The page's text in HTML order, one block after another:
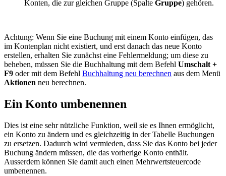
Konten, die zur gleichen Gruppe (Spalte Gruppe) gehören.
Achtung: Wenn Sie eine Buchung mit einem Konto einfügen, das
im Kontenplan nicht existiert, und erst danach das neue Konto
erstellen, erhalten Sie zunächst eine Fehlermeldung; um diese zu
beheben, müssen Sie die Buchhaltung mit dem Befehl Umschalt +
F9 oder mit dem Befehl Buchhaltung neu berechnen aus dem Menü
Aktionen neu berechnen.
Ein Konto umbenennen
Dies ist eine sehr nützliche Funktion, weil sie es Ihnen ermöglicht,
ein Konto zu ändern und es gleichzeitig in der Tabelle Buchungen
zu ersetzen. Dadurch wird vermieden, dass Sie das Konto bei jeder
Buchung ändern müssen, die das vorherige Konto enthält.
Ausserdem können Sie damit auch einen Mehrwertsteuercode
umbenennen.